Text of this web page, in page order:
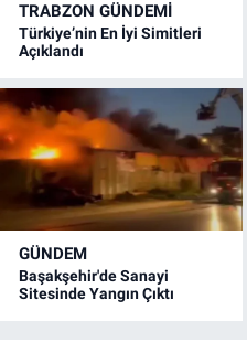
TRABZON GÜNDEMİ
Türkiye’nin En İyi Simitleri
Açıklandı
GÜNDEM
Başakşehir'de Sanayi
Sitesinde Yangın Çıktı